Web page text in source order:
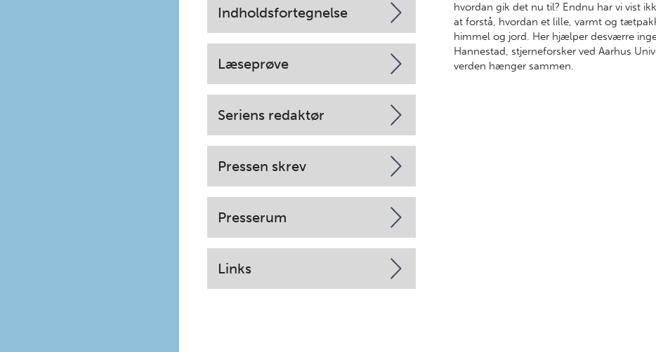
Indholdsfortegnelse
Læseprøve
Seriens redaktør
Pressen skrev
Presserum
Links
hvordan gik det nu til? Endnu har vi vist
at forstå, hvordan et lille, varmt og
himmel og jord. Her hjælper desværre
Hannestad, stjerneforsker ved Aarhus
verden hænger sammen.